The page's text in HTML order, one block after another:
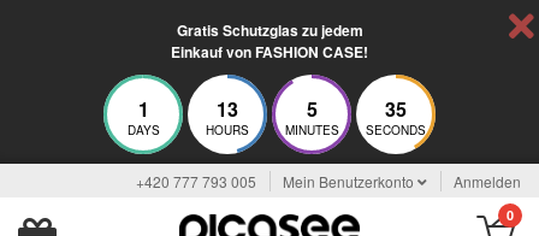
Gratis Schutzglas zu jedem
Einkauf von FASHION CASE!
1
DAYS
13
HOURS
5
MINUTES
35
SECONDS
+420 777 793 005 Mein Benutzerkonto Anmelden
0